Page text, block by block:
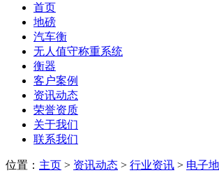
首页
地磅
汽车衡
无人值守称重系统
衡器
客户案例
资讯动态
荣誉资质
关于我们
联系我们
位置 ： 主页 > 资讯动态 > 行业资讯 > 电子